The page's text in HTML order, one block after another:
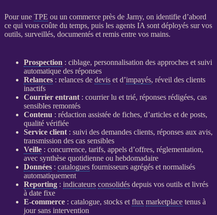
Pour une TPE ou un commerce près de Jarny, on identifie d’abord
ce qui vous coûte du temps, puis les agents IA sont déployés sur vos
outils, surveillés, documentés et remis entre vos mains.
Prospection : ciblage, personnalisation des approches et suivi
automatique des réponses
Relances: relancesde deviset d’impayés, réveil des clients
inactifs
Courrier entrant: courrier lu et trié, réponses rédigées, cas
sensibles remontés
Contenu : rédaction assistée de fiches, d’articles et de posts,
qualité vérifiée
Service client: suivi des demandes clients, réponses aux avis,
transmission des cas sensibles
Veille: concurrence, tarifs, appels d’offres, réglementation,
avec synthèse quotidienne ou hebdomadaire
Données: cataloguesfournisseurs agrégés et normalisés
automatiquement
Reporting: indicateurs consolidésdepuis vos outils et livrés
à date fixe
E-commerce: catalogue, stocks et flux marketplacetenus à
jour sans intervention